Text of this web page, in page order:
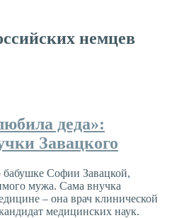
немцев
деда»:
Завацкого
бабушке Софии Завацкой,
мужа. Сама внучка
– она врач клинической
медицинских наук.